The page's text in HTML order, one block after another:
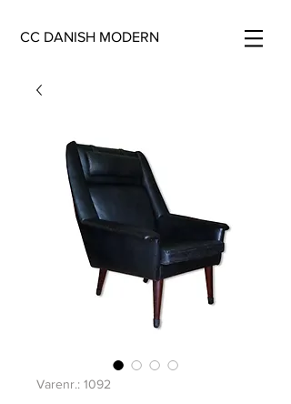
CC DANISH MODERN
Varenr.: 1092